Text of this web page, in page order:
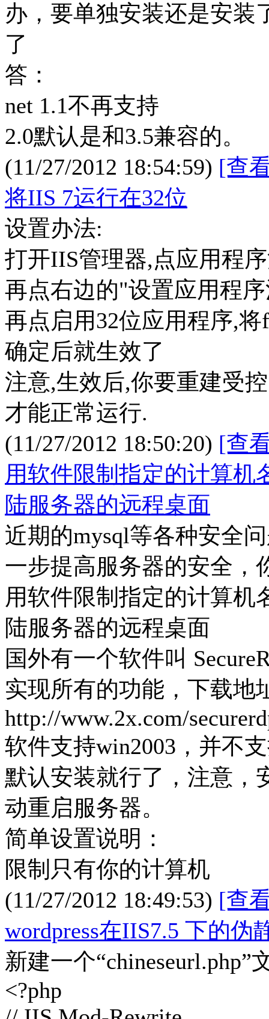
办，要单独安装还是安装
了
答：
net 1.1不再支持
2.0默认是和3.5兼容的。
(11/27/2012 18:54:59) [查
将IIS 7运行在32位
设置办法:
打开IIS管理器,点应用程
再点右边的"设置应用程
再点启用32位应用程序,将
确定后就生效了
注意,生效后,你要重建受
才能正常运行.
(11/27/2012 18:50:20) [查
用软件限制指定的计算机
陆服务器的远程桌面
近期的mysql等各种安全
一步提高服务器的安全，
用软件限制指定的计算机
陆服务器的远程桌面
国外有一个软件叫
实现所有的功能，下载地
http://www.2x.com/
软件支持win2003，并不
默认安装就行了，注意，
动重启服务器。
简单设置说明：
限制只有你的计算机
(11/27/2012 18:49:53) [查
wordpress在IIS7.5 下的伪
新建一个“chineseurl.php”
<?php